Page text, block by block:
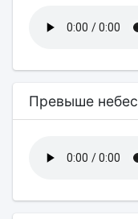
Превыше небес